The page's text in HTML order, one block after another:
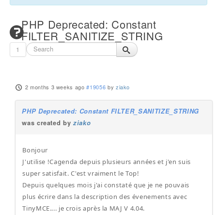
PHP Deprecated: Constant
FILTER_SANITIZE_STRING
1
2 months 3 weeks ago #19056 by ziako
PHP Deprecated: Constant FILTER_SANITIZE_STRING
was created byziako
Bonjour
J'utilise !Cagenda depuis plusieurs années et j'en suis
super satisfait. C'est vraiment le Top!
Depuis quelques mois j'ai constaté que je ne pouvais
plus écrire dans la description des évenements avec
TinyMCE.... je crois après la MAJ V 4.04.